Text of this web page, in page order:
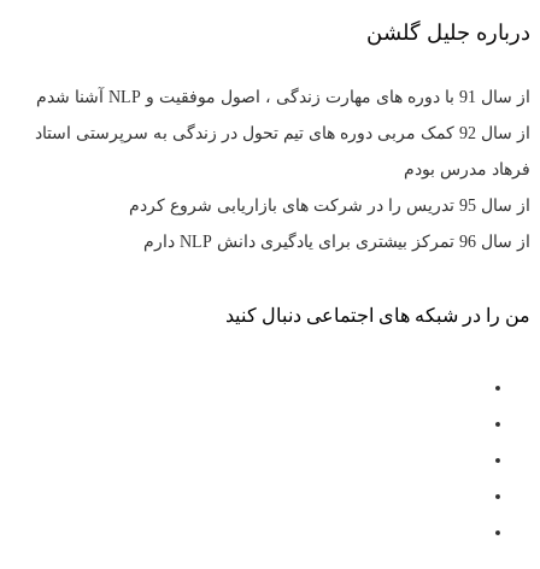
درباره جلیل گلشن
از سال 91 با دوره های مهارت زندگی ، اصول موفقیت و NLP آشنا شدم
از سال 92 کمک مربی دوره های تیم تحول در زندگی به سرپرستی استاد
فرهاد مدرس بودم
از سال 95 تدریس را در شرکت های بازاریابی شروع کردم
از سال 96 تمرکز بیشتری برای یادگیری دانش NLP دارم
من را در شبکه های اجتماعی دنبال کنید